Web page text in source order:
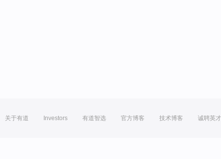
关于有道 Investors 有道智选 官方博客 技术博客 诚聘英才